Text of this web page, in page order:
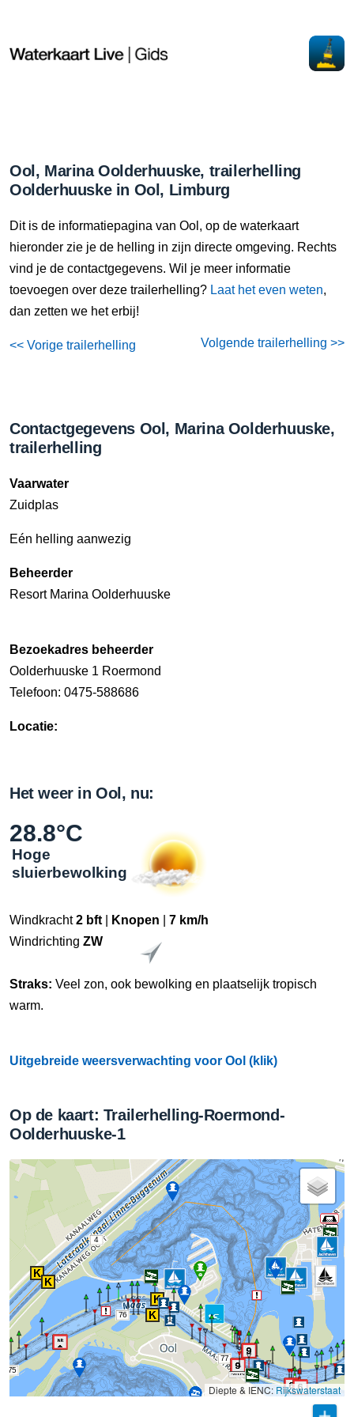
Ool, Marina Oolderhuuske, trailerhelling
Oolderhuuske in Ool, Limburg
Dit is de informatiepagina van Ool, op de waterkaart
hieronder zie je de helling in zijn directe omgeving. Rechts
vind je de contactgegevens. Wil je meer informatie
toevoegen over deze trailerhelling? Laat het even weten,
dan zetten we het erbij!
<< Vorige trailerhelling Volgende trailerhelling >>
Contactgegevens Ool, Marina Oolderhuuske,
trailerhelling
Vaarwater
Zuidplas
Eén helling aanwezig
Beheerder
Resort Marina Oolderhuuske
Bezoekadres beheerder
Oolderhuuske 1 Roermond
Telefoon: 0475-588686
Locatie:
Het weer in Ool, nu:
28.8°C
Hoge
sluierbewolking
Windkracht2 bft Knopen
7 km/h
Windrichting ZW
Straks: Veel zon, ook bewolking en plaatselijk tropisch
warm.
Uitgebreide weersverwachting voor Ool (klik)
Op de kaart: Trailerhelling-Roermond-
Oolderhuuske-1
4
75
76
77
Diepte & IENC: Rijkswaterstaat